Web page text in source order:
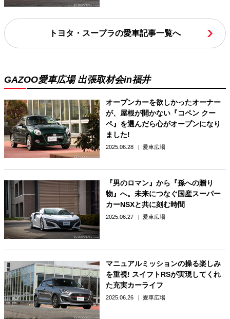
トヨタ・スープラの愛車記事一覧へ
GAZOO愛車広場 出張取材会in福井
オープンカーを欲しかったオーナー
が、屋根が開かない『コペン クー
ペ』を選んだら心がオープンになり
ました!
2025.06.28 愛車広場
『男のロマン』から『孫への贈り
物』へ。未来につなぐ国産スーパー
カーNSXと共に刻む時間
2025.06.27 愛車広場
マニュアルミッションの操る楽しみ
を重視! スイフトRSが実現してくれ
た充実カーライフ
2025.06.26 愛車広場